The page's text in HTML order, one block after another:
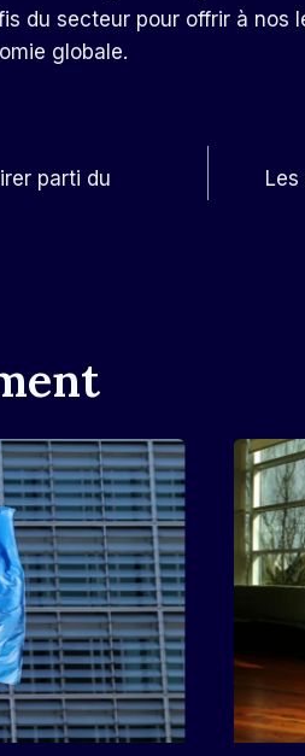
du secteur pour offrir à nos
globale.
parti du